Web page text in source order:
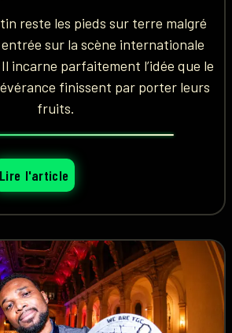
reste les pieds sur terre malgré
sur la scène internationale
incarne parfaitement l’idée que le
finissent par porter leurs
fruits.
Lire l'article